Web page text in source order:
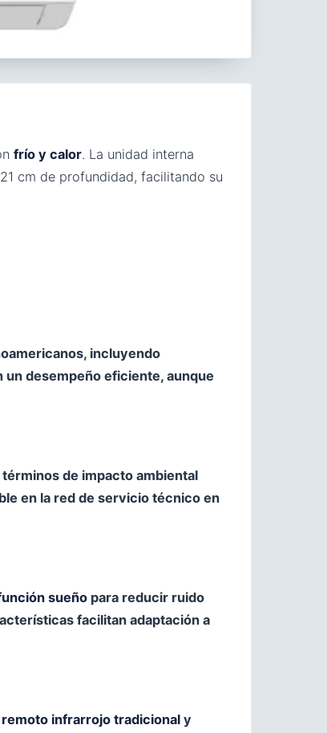
frío y calor. La unidad interna
cm de profundidad, facilitando su
incluyendo
un desempeño eficiente, aunque
de impacto ambiental
en la red de servicio técnico en
sueño para reducir ruido
facilitan adaptación a
infrarrojo tradicional y